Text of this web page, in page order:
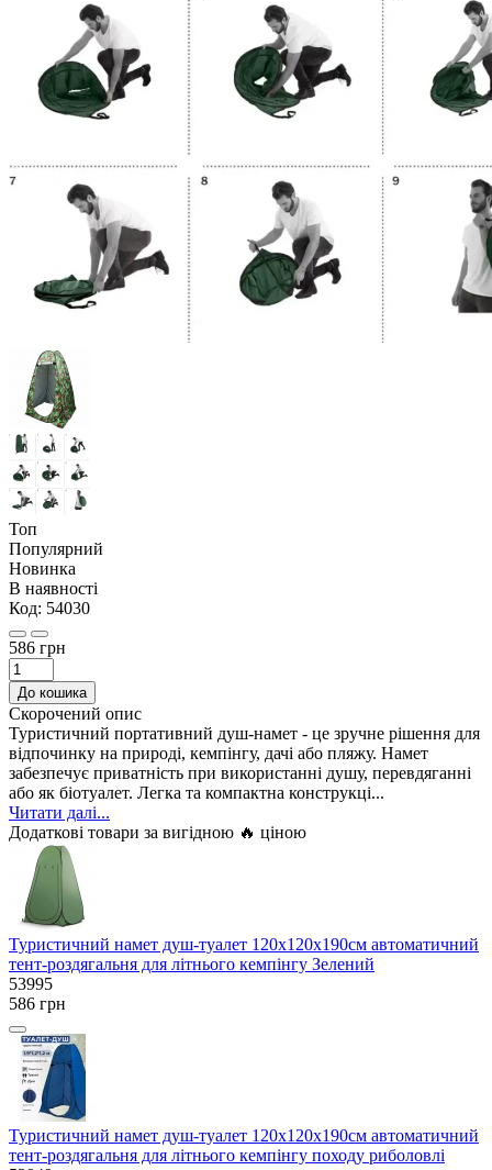
Топ
Популярний
Новинка
В наявності
Код: 54030
586 грн
До кошика
Скорочений опис
Туристичний портативний душ-намет - це зручне рішення для
відпочинку на природі, кемпінгу, дачі або пляжу. Намет
забезпечує приватність при використанні душу, перевдяганні
або як біотуалет. Легка та компактна конструкці...
Читати далі...
Додаткові товари за вигідною 🔥 ціною
Туристичний намет душ-туалет 120х120х190см автоматичний
тент-роздягальня для літнього кемпінгу Зелений
53995
586 грн
Туристичний намет душ-туалет 120х120х190см автоматичний
тент-роздягальня для літнього кемпінгу походу риболовлі